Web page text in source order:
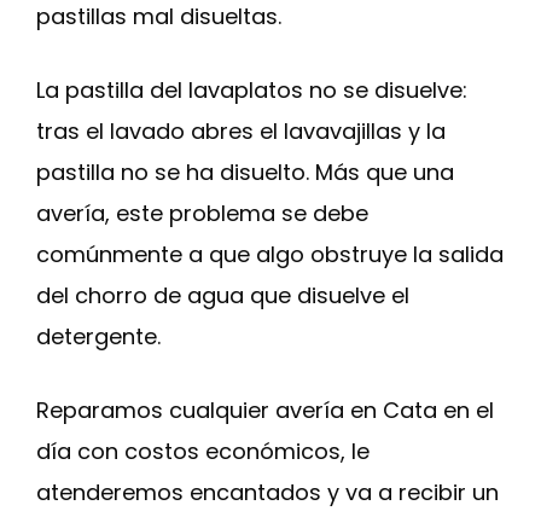
pastillas mal disueltas.
La pastilla del lavaplatos no se disuelve:
tras el lavado abres el lavavajillas y la
pastilla no se ha disuelto. Más que una
avería, este problema se debe
comúnmente a que algo obstruye la salida
del chorro de agua que disuelve el
detergente.
Reparamos cualquier avería en Cata en el
día con costos económicos, le
atenderemos encantados y va a recibir un